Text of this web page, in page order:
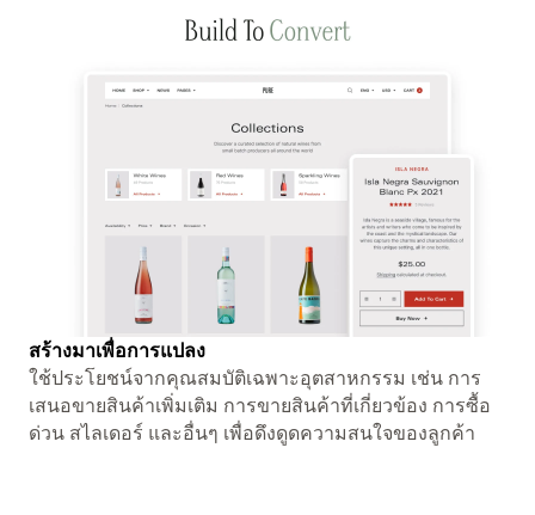
สร้างมาเพื่อการแปลง
ใช้ประโยชน์จากคุณสมบัติเฉพาะอุตสาหกรรม เช่น การ
เสนอขายสินค้าเพิ่มเติม การขายสินค้าที่เกี่ยวข้อง การซื้อ
ด่วน สไลเดอร์ และอื่นๆ เพื่อดึงดูดความสนใจของลูกค้า